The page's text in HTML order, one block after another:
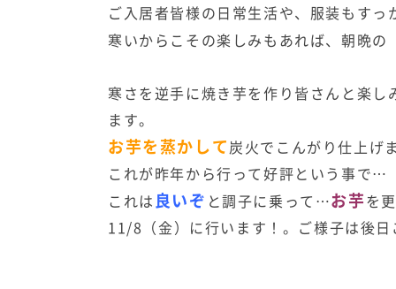
ご入居者皆様の日常生活や、服装もすっ
寒いからこその楽しみもあれば、朝晩の
寒さを逆手に焼き芋を作り皆さんと楽
ます。
お芋を蒸かして炭火でこんがり仕上げま
これが昨年から行って好評という事で…
これは 良いぞ と調子に乗って…お芋を
11/8（金）に行います！。ご様子は後日